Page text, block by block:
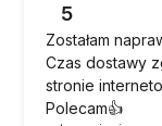
5
Zostałam
Czas dostawy
stronie
Polecam👍️